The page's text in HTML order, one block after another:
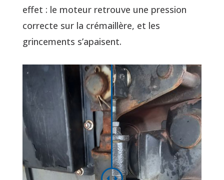
effet : le moteur retrouve une pression
correcte sur la crémaillère, et les
grincements s’apaisent.